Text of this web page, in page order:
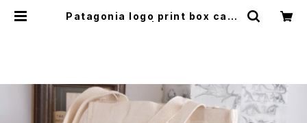
Patagonia logo print box canv